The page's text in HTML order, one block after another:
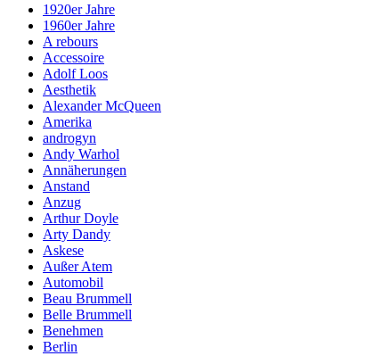
1920er Jahre
1960er Jahre
A rebours
Accessoire
Adolf Loos
Aesthetik
Alexander McQueen
Amerika
androgyn
Andy Warhol
Annäherungen
Anstand
Anzug
Arthur Doyle
Arty Dandy
Askese
Außer Atem
Automobil
Beau Brummell
Belle Brummell
Benehmen
Berlin